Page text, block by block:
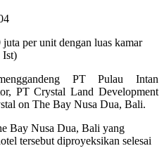
PT Pulau Intan
PT Crystal Land Development
on The Bay Nusa Dua, Bali.
Bay Nusa Dua, Bali yang
tersebut diproyeksikan selesai